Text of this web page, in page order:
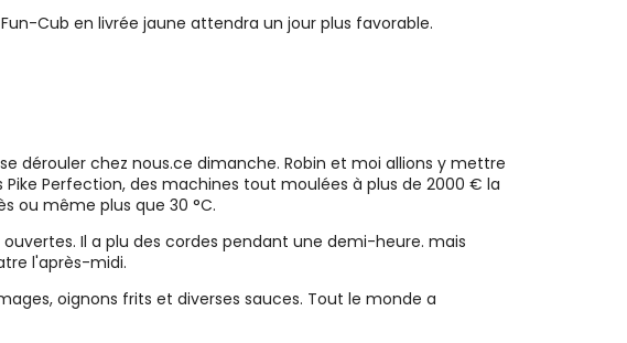
Cub en livrée jaune attendra un jour plus favorable.
dérouler chez nous.ce dimanche. Robin et moi allions y mettre
Perfection, des machines tout moulées à plus de 2000 € la
ou même plus que 30 °C.
Il a plu des cordes pendant une demi-heure. mais
l'après-midi.
oignons frits et diverses sauces. Tout le monde a